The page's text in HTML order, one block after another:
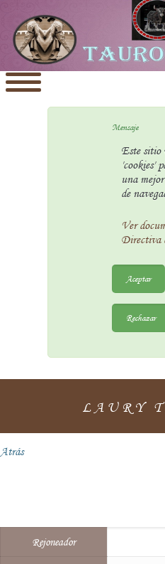
Mensaje
Este
'cookies'
una
de
Ver
Directiva
Aceptar
Rechazar
LAURY
Atrás
Rejoneador